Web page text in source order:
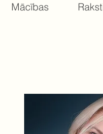
Mācības